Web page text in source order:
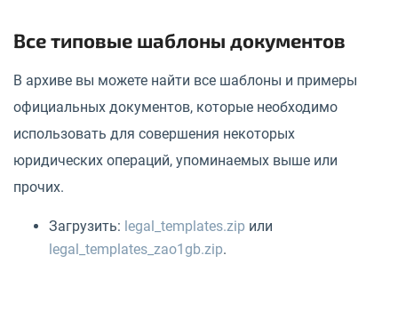
Все типовые шаблоны документов
В архиве вы можете найти все шаблоны и примеры
официальных документов, которые необходимо
использовать для совершения некоторых
юридических операций, упоминаемых выше или
прочих.
Загрузить: legal_templates.zip или
legal_templates_zao1gb.zip.